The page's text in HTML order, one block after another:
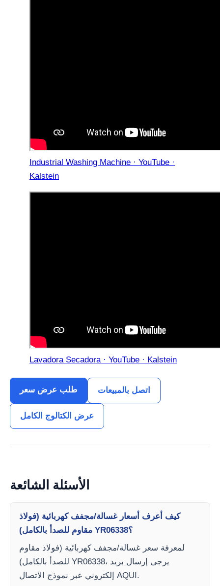
Industrial Washing Machine · YouTube ·
Kalstein
Lavadora Secadora · YouTube · Kalstein
طلب عرض سعر اتصل بالمبيعات
عرض الكتالوج الكامل
الأسئلة الشائعة
كيف أعرف أسعار غسالة/مجفف كهربائية (فولاذ
مقاوم للصدأ بالكامل) YR06338؟
لمعرفة سعر غسالة/مجفف كهربائية (فولاذ مقاوم
للصدأ بالكامل) YR06338، يرجى إرسال بريد
إلكتروني عبر نموذج الاتصال AQUI.